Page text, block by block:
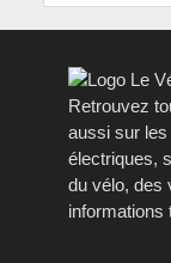
Retrouvez
aussi sur
électriques,
du vélo, des
informations